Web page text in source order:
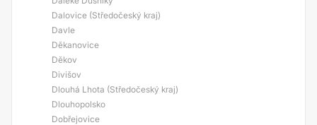
Dalovice (Středočeský kraj)
Davle
Děkanovice
Děkov
Divišov
Dlouhá Lhota (Středočeský kraj)
Dlouhopolsko
Dobřejovice